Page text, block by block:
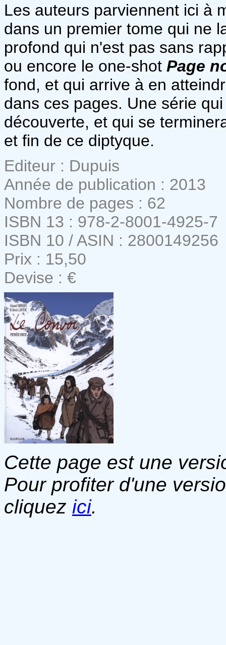
Les auteurs parviennent ici à
dans un premier tome qui ne
profond qui n'est pas sans
ou encore le one-shot Page
fond, et qui arrive à en
dans ces pages. Une série
découverte, et qui se
et fin de ce diptyque.
Editeur : Dupuis
Année de publication : 2013
Nombre de pages : 62
ISBN 13 : 978-2-8001-4925-7
ISBN 10 / ASIN : 2800149256
Prix : 15,50
Devise : €
Cette page est une
Pour profiter d'une
cliquez ici.